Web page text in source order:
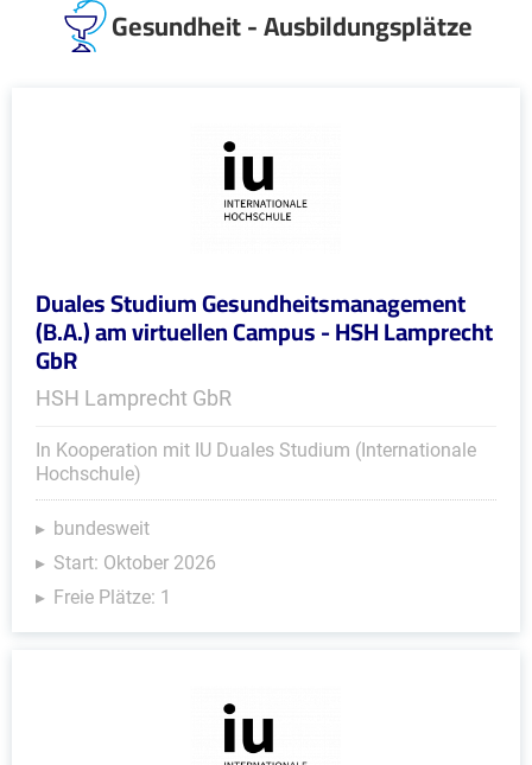
Gesundheit - Ausbildungsplätze
Duales Studium Gesundheitsmanagement
(B.A.) am virtuellen Campus - HSH Lamprecht
GbR
HSH Lamprecht GbR
In Kooperation mit IU Duales Studium (Internationale
Hochschule)
bundesweit
Start: Oktober 2026
Freie Plätze: 1